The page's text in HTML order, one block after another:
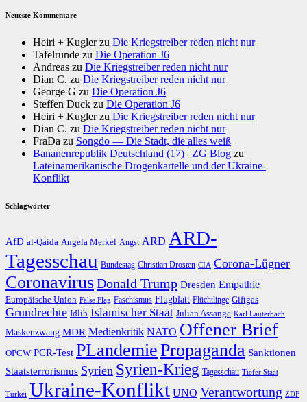
Neueste Kommentare
Heiri + Kuglerzu Die Kriegstreiber reden nicht nur
Tafelrunde zu Die Operation J6
Andreas zu Die Kriegstreiber reden nicht nur
Dian C. zu Die Kriegstreiber reden nicht nur
George G zu Die Operation J6
Steffen Duck zu Die Operation J6
Heiri + Kuglerzu Die Kriegstreiber reden nicht nur
Dian C. zu Die Kriegstreiber reden nicht nur
FraDa zu Songdo — Die Stadt, die alles weiß
Bananenrepublik Deutschland (17) | ZG Blog zu
Lateinamerikanische Drogenkartelle und der Ukraine-
Konflikt
Schlagwörter
AfD al-Qaida Angela Merkel Angst ARD ARD-
Tagesschau Bundestag Christian Drosten CIA Corona-Lügner
CoronavirusDonald Trump Dresden Empathie
Europäische Union False Flag Faschismus Flugblatt Flüchtlinge Giftgas
Grundrechte Idlib Islamischer Staat Julian Assange Karl Lauterbach
Maskenzwang MDR Medienkritik NATO Offener Brief
OPCW PCR-Test PLandemiePropaganda Sanktionen
Staatsterrorismus Syrien Syrien-Krieg Tagesschau Tiefer Staat
Türkei Ukraine-Konflikt UNO Verantwortung ZDF